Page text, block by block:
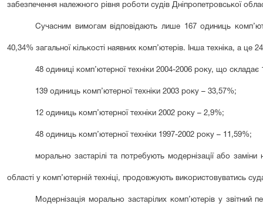
забезпечення належного рівня роботи судів Дніпропетровської
Сучасним вимогам відповідають лише 167 одиниць
40,34% загальної кількості наявних комп’ютерів. Інша техніка, а це
48 одиниці комп’ютерної техніки 2004-2006 року, що складає
139 одиниць комп’ютерної техніки 2003 року – 33,57%;
12 одиниць комп’ютерної техніки 2002 року – 2,9%;
48 одиниць комп’ютерної техніки 1997-2002 року – 11,59%;
морально застарілі та потребують модернізації або
області у комп’ютерній техніці, продовжують використовуватись
Модернізація морально застарілих комп’ютерів у звітний